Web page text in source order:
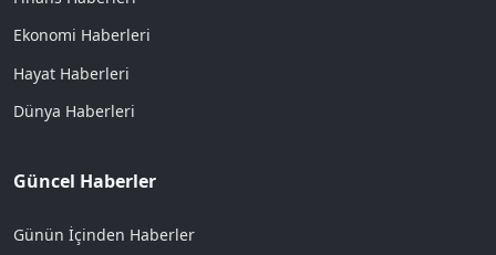
Ekonomi Haberleri
Hayat Haberleri
Dünya Haberleri
Güncel Haberler
Günün İçinden Haberler